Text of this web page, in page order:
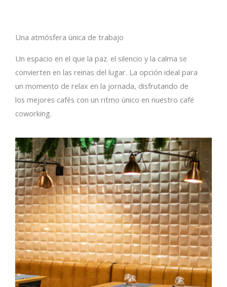
Una atmósfera única de trabajo
Un espacio en el que la paz. el silencio y la calma se
convierten en las reinas del lugar. La opción ideal para
un momento de relax en la jornada, disfrutando de
los mejores cafés con un ritmo único en nuestro café
coworking.